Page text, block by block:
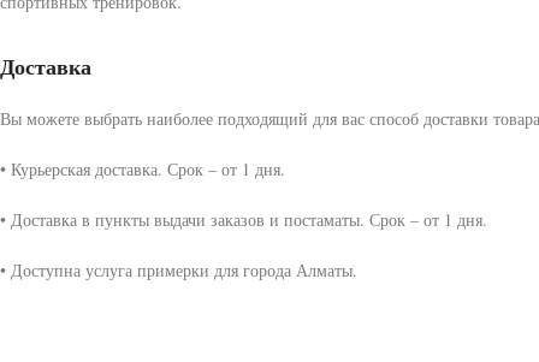
Доставка
Вы можете выбрать наиболее подходящий для вас способ доставки
• Курьерская доставка. Срок – от 1 дня.
• Доставка в пункты выдачи заказов и постаматы. Срок – от 1 дня.
• Доступна услуга примерки для города Алматы.